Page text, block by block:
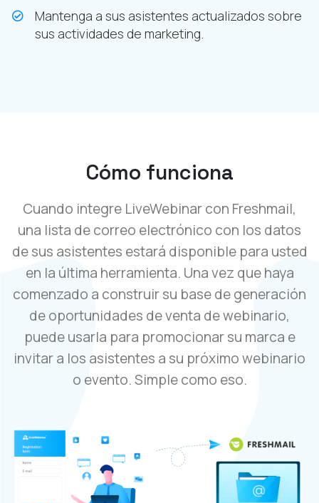
Mantenga a sus asistentes actualizados sobre
sus actividades de marketing.
Cómo funciona
Cuando integre LiveWebinar con Freshmail,
una lista de correo electrónico con los datos
de sus asistentes estará disponible para usted
en la última herramienta. Una vez que haya
comenzado a construir su base de generación
de oportunidades de venta de webinario,
puede usarla para promocionar su marca e
invitar a los asistentes a su próximo webinario
o evento. Simple como eso.